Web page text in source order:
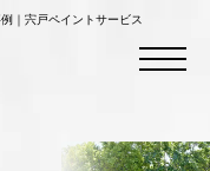
｜宍戸ペイントサービス